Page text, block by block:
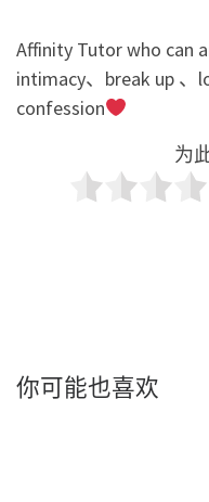
Affinity Tutor who can
intimacy、break up 、
confession
为
你可能也喜欢